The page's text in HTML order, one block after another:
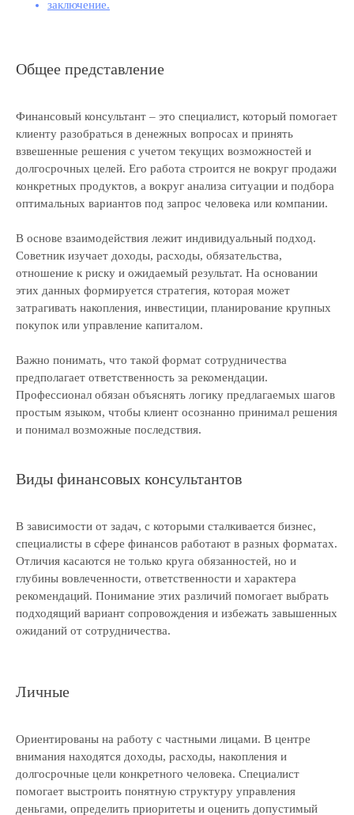
заключение.
Общее представление
Финансовый консультант – это специалист, который помогает
клиенту разобраться в денежных вопросах и принять
взвешенные решения с учетом текущих возможностей и
долгосрочных целей. Его работа строится не вокруг продажи
конкретных продуктов, а вокруг анализа ситуации и подбора
оптимальных вариантов под запрос человека или компании.
В основе взаимодействия лежит индивидуальный подход.
Советник изучает доходы, расходы, обязательства,
отношение к риску и ожидаемый результат. На основании
этих данных формируется стратегия, которая может
затрагивать накопления, инвестиции, планирование крупных
покупок или управление капиталом.
Важно понимать, что такой формат сотрудничества
предполагает ответственность за рекомендации.
Профессионал обязан объяснять логику предлагаемых шагов
простым языком, чтобы клиент осознанно принимал решения
и понимал возможные последствия.
Виды финансовых консультантов
В зависимости от задач, с которыми сталкивается бизнес,
специалисты в сфере финансов работают в разных форматах.
Отличия касаются не только круга обязанностей, но и
глубины вовлеченности, ответственности и характера
рекомендаций. Понимание этих различий помогает выбрать
подходящий вариант сопровождения и избежать завышенных
ожиданий от сотрудничества.
Личные
Ориентированы на работу с частными лицами. В центре
внимания находятся доходы, расходы, накопления и
долгосрочные цели конкретного человека. Специалист
помогает выстроить понятную структуру управления
деньгами, определить приоритеты и оценить допустимый